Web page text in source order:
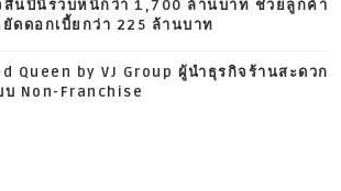
สิ้นปีนี้รวบหนี้กว่า 1,700 ล้านบาท ช่วยลูกค้า
ดดอกเบี้ยกว่า 225 ล้านบาท
Queen by VJ Group ผู้นำธุรกิจร้านสะดวก
บ Non-Franchise